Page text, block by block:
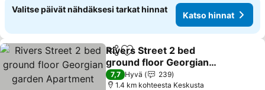
Valitse päivät nähdäksesi tarkat hinnat
Katso hinnat
Jaa Lisää suosikkeihin
Rivers Street 2 bed
ground floor Georgian
garden Apartment
7,7 Hyvä
239
1.4 km kohteesta Keskusta